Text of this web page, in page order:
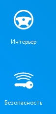
Интерьер
Безопасность